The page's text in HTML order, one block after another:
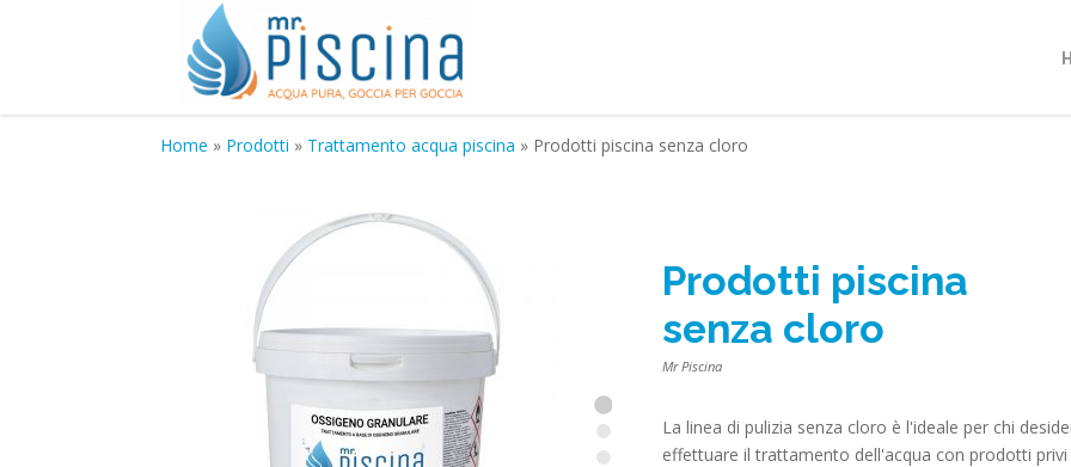
Home » Prodotti » Trattamento acqua piscina » Prodotti piscina senza cloro
Prodotti piscina
senza cloro
Mr Piscina
La linea di pulizia senza cloro è l'ideale per chi
effettuare il trattamento dell'acqua con prodotti privi